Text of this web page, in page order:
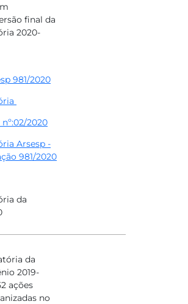
final da
2020-
981/2020
2020
Arsesp -
981/2020
da
da
2019-
ações
no